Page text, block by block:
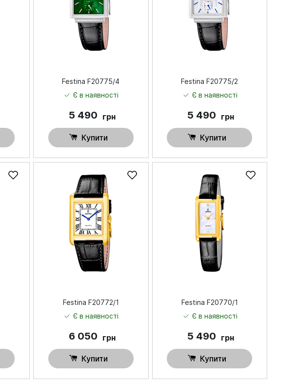
Festina F20775/4
Є в наявності
5 490 грн
Купити
Festina F20775/2
Є в наявності
5 490 грн
Купити
Festina F20772/1
Є в наявності
6 050 грн
Купити
Festina F20770/1
Є в наявності
5 490 грн
Купити